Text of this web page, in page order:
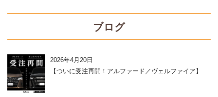
ブログ
2026年4月20日
【ついに受注再開！アルファード／ヴェルファイア】